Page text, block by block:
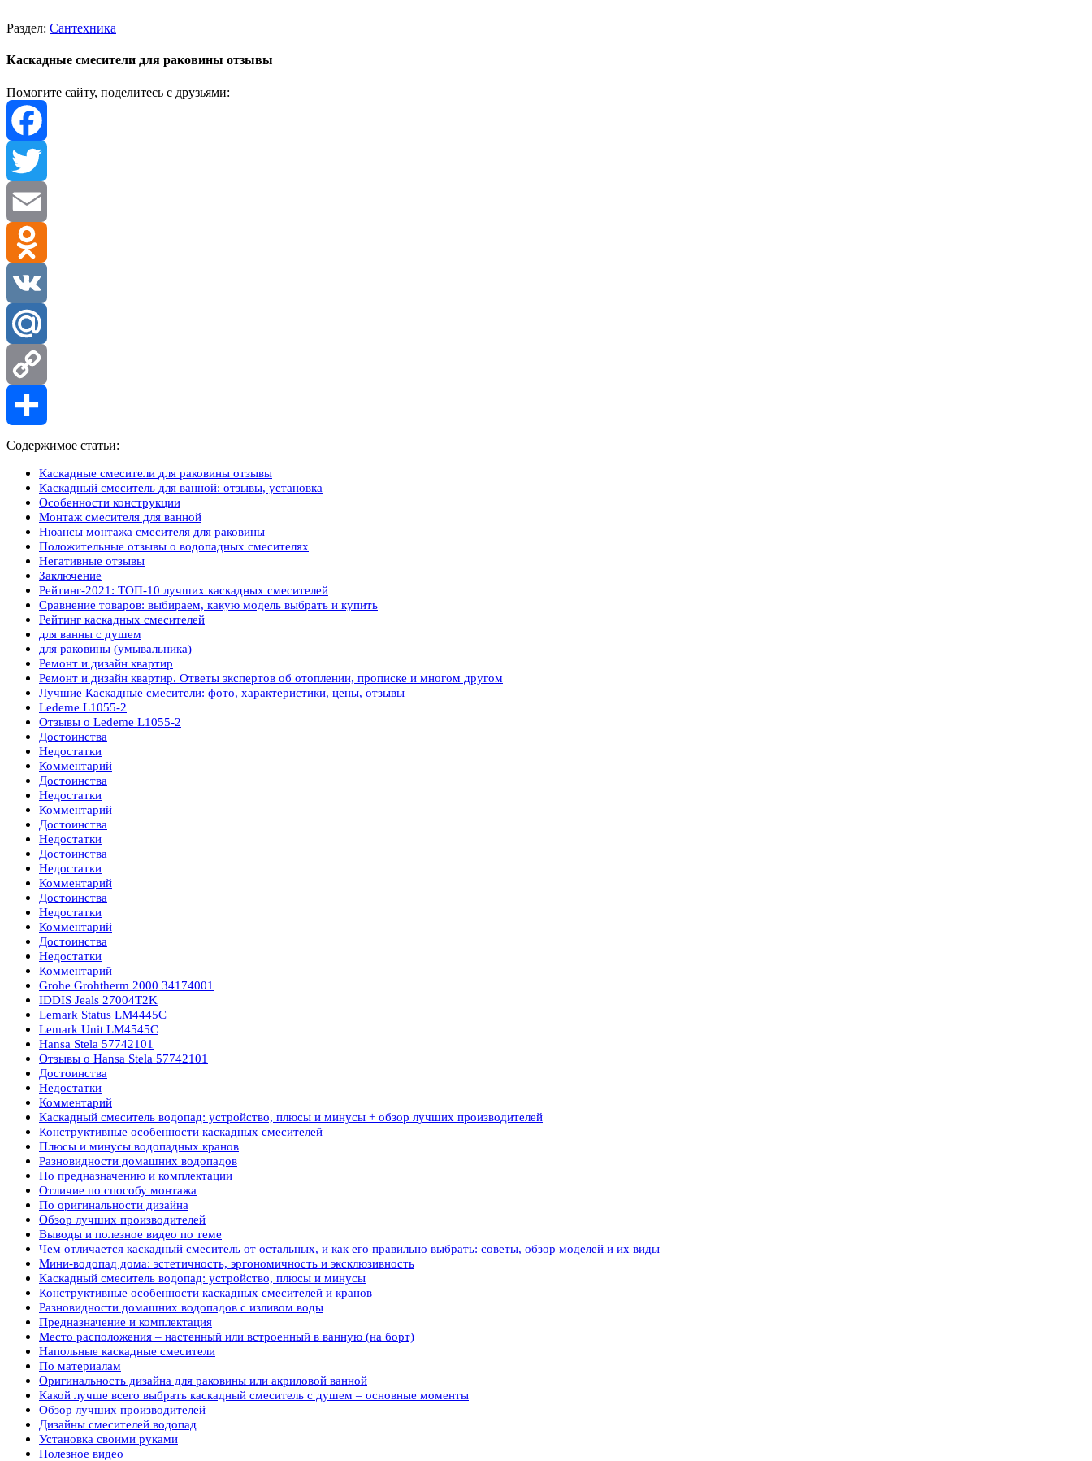
Раздел: Сантехника
Каскадные смесители для раковины отзывы
Помогите сайту, поделитесь с друзьями:
Facebook
Twitter
Email
Odnoklassniki
VK
Mail.Ru
Copy
Link
Отправить
Содержимое статьи:
Каскадные смесители для раковины отзывы
Каскадный смеситель для ванной: отзывы, установка
Особенности конструкции
Монтаж смесителя для ванной
Нюансы монтажа смесителя для раковины
Положительные отзывы о водопадных смесителях
Негативные отзывы
Заключение
Рейтинг-2021: ТОП-10 лучших каскадных смесителей
Сравнение товаров: выбираем, какую модель выбрать и купить
Рейтинг каскадных смесителей
для ванны с душем
для раковины (умывальника)
Ремонт и дизайн квартир
Ремонт и дизайн квартир. Ответы экспертов об отоплении, прописке и многом другом
Лучшие Каскадные смесители: фото, характеристики, цены, отзывы
Ledeme L1055-2
Отзывы о Ledeme L1055-2
Достоинства
Недостатки
Комментарий
Достоинства
Недостатки
Комментарий
Достоинства
Недостатки
Достоинства
Недостатки
Комментарий
Достоинства
Недостатки
Комментарий
Достоинства
Недостатки
Комментарий
Grohe Grohtherm 2000 34174001
IDDIS Jeals 27004T2K
Lemark Status LM4445C
Lemark Unit LM4545C
Hansa Stela 57742101
Отзывы о Hansa Stela 57742101
Достоинства
Недостатки
Комментарий
Каскадный смеситель водопад: устройство, плюсы и минусы + обзор лучших производителей
Конструктивные особенности каскадных смесителей
Плюсы и минусы водопадных кранов
Разновидности домашних водопадов
По предназначению и комплектации
Отличие по способу монтажа
По оригинальности дизайна
Обзор лучших производителей
Выводы и полезное видео по теме
Чем отличается каскадный смеситель от остальных, и как его правильно выбрать: советы, обзор моделей и их виды
Мини-водопад дома: эстетичность, эргономичность и эксклюзивность
Каскадный смеситель водопад: устройство, плюсы и минусы
Конструктивные особенности каскадных смесителей и кранов
Разновидности домашних водопадов с изливом воды
Предназначение и комплектация
Место расположения – настенный или встроенный в ванную (на борт)
Напольные каскадные смесители
По материалам
Оригинальность дизайна для раковины или акриловой ванной
Какой лучше всего выбрать каскадный смеситель с душем – основные моменты
Обзор лучших производителей
Дизайны смесителей водопад
Установка своими руками
Полезное видео